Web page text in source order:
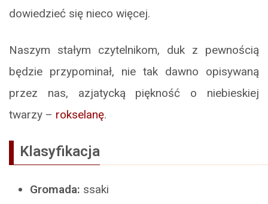
dowiedzieć się nieco więcej.
Naszym stałym czytelnikom, duk z pewnością
będzie przypominał, nie tak dawno opisywaną
przez nas, azjatycką piękność o niebieskiej
twarzy – rokselanę.
Klasyfikacja
Gromada: ssaki